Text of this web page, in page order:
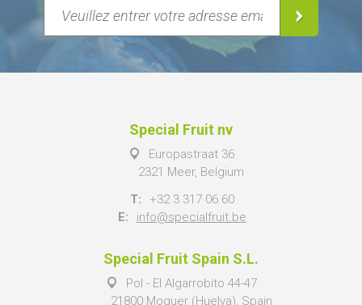
Special Fruit nv
Europastraat 36
2321 Meer, Belgium
T:
+32 3 317 06 60
E:
info@specialfruit.be
Special Fruit Spain S.L.
Pol - El Algarrobito 44-47
21800 Moguer (Huelva), Spain